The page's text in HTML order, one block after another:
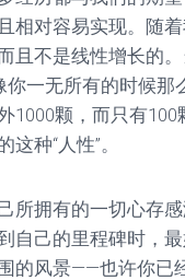
相对容易实现。随
且不是线性增长的
一无所有的时候那
1000颗，而只有
种“人性”。
所拥有的一切心存
自己的里程碑时，
的风景——也许你已